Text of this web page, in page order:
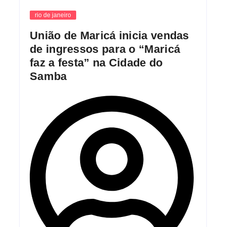
rio de janeiro
União de Maricá inicia vendas
de ingressos para o “Maricá
faz a festa” na Cidade do
Samba